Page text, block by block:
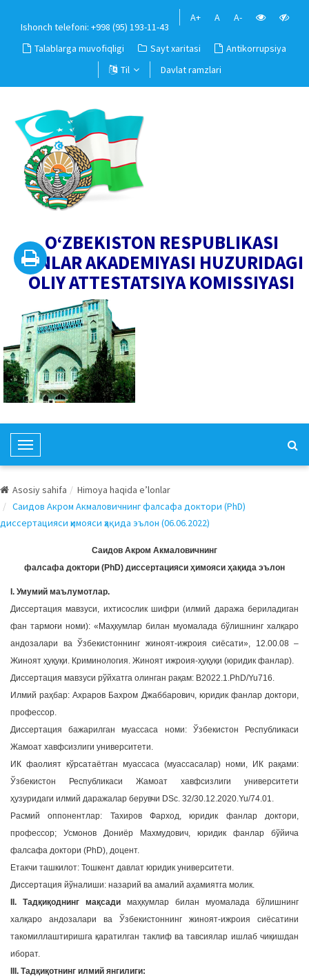
Ishonch telefoni: +998 (95) 193-11-43
A+ A A-
Talablarga muvofiqligi Sayt xaritasi
Antikorrupsiya
Til
Davlat ramzlari
O‘ZBEKISTON RESPUBLIKASI
FANLAR AKADEMIYASI HUZURIDAGI
OLIY ATTESTATSIYA KOMISSIYASI
T
o
g
l
e
a
i
g
a
t
i
o
n
Asosiy sahifa
Himoya haqida e’lonlar
Саидов Акром Акмаловичнинг фалсафа доктори (PhD)
диссертацияси ҳимояси ҳақида эълон (06.06.2022)
Саидов Акром Акмаловичнинг
фалсафа доктори (PhD) диссертацияси ҳимояси ҳақида эълон
I. Умумий маълумотлар.
Диссертация мавзуси, ихтисослик шифри (илмий даража бериладиган
фан тармоғи номи): «Маҳкумлар билан муомалада бўлишнинг халқаро
андозалари ва Ўзбекистоннинг жиноят-ижроия сиёсати», 12.00.08 –
Жиноят ҳуқуқи. Криминология. Жиноят ижроия-ҳуқуқи (юридик фанлар).
Диссертация мавзуси рўйхатга олинган рақам: В2022.1.PhD/Yu716.
Илмий раҳбар: Ахраров Бахром Джаббарович, юридик фанлар доктори,
профессор.
Диссертация бажарилган муассаса номи: Ўзбекистон Республикаси
Жамоат хавфсизлиги университети.
ИК фаолият кўрсатаётган муассаса (муассасалар) номи, ИК рақами:
Ўзбекистон Республикаси Жамоат хавфсизлиги университети
ҳузуридаги илмий даражалар берувчи DSc. 32/30.12.2020.Yu/74.01.
Расмий оппонентлар: Тахиров Фарход, юридик фанлар доктори,
профессор; Усмонов Дониёр Махмудович, юридик фанлар бўйича
фалсафа доктори (PhD), доцент.
Етакчи ташкилот: Тошкент давлат юридик университети.
Диссертация йўналиши: назарий ва амалий аҳамиятга молик.
II. Тадқиқоднинг мақсади маҳкумлар билан муомалада бўлишнинг
халқаро андозалари ва Ўзбекистоннинг жиноят-ижроия сиёсатини
такомиллаштиришга қаратилган таклиф ва тавсиялар ишлаб чиқишдан
иборат.
III. Тадқиқотнинг илмий янгилиги: